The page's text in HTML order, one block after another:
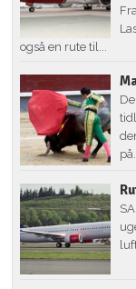
også en rute til...
på...